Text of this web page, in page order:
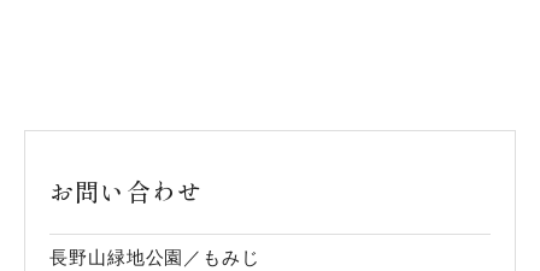
お問い合わせ
長野山緑地公園／もみじ